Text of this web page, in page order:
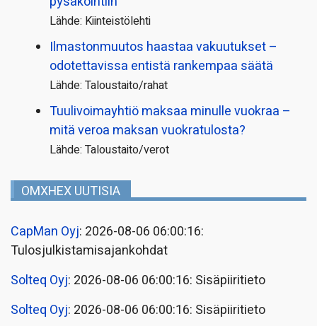
Lähde: Kiinteistölehti
Ilmastonmuutos haastaa vakuutukset –
odotettavissa entistä rankempaa säätä
Lähde: Taloustaito/rahat
Tuulivoimayhtiö maksaa minulle vuokraa –
mitä veroa maksan vuokratulosta?
Lähde: Taloustaito/verot
OMXHEX UUTISIA
CapMan Oyj: 2026-08-06 06:00:16:
Tulosjulkistamisajankohdat
Solteq Oyj: 2026-08-06 06:00:16: Sisäpiiritieto
Solteq Oyj: 2026-08-06 06:00:16: Sisäpiiritieto